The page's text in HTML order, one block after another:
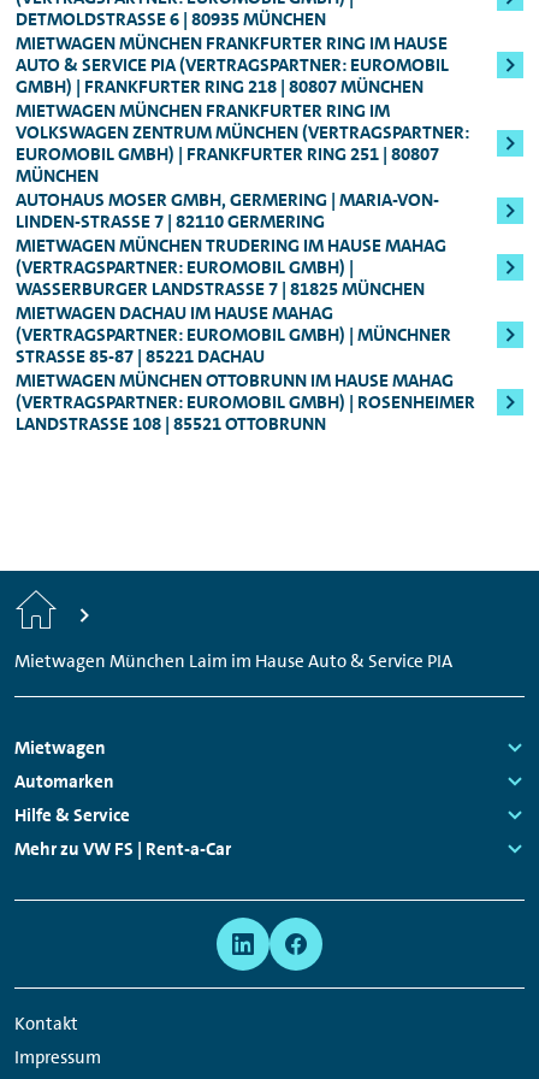
Für höherwertige Fahrzeugklassen
inkl. Golf GTI
Mindestalter: 25 Jahre, Führerscheinbesitz:
Mind. 3 Jahre:
Für alle Audi S-Modelle, Fahrzeuge der
Oberklasse, sowie für den Audi e-tron
Genauere Informationen zum Mindestalter
können Ihnen jederzeit unsere
Mitarbeitenden vor Ort geben.
entsprechend von Ihrem Konto ab. Je nach
Wert des Fahrzeugs bzw. der Fahrzeugklasse
ist es möglich, dass Sie eine Kreditkarte
vorlegen müssen und nicht mit EC-Karte
zahlen können.
Mietwagens IhreKreditkarteum einen
Betrag in Höhe desvoraussichtlichen
Mietpreisesund einer zusätzlichen
Sicherheitsleistung, die sich nach der
Fahrzeugklasseberechnet (in der Regel
250,00 bzw. 800,00 Euro). Die
Sicherheitsleistung erhalten Sie nach Ende
des Mietzeitraums natürlich umgehend
zurück.
Mitarbeitenden vor Ort das reservierte
Fahrzeug direkt für weitere Anmietungen
freigeben.
DETMOLDSTRASSE 6 | 80935 MÜNCHEN
MIETWAGEN MÜNCHEN FRANKFURTER RING IM HAUSE
AUTO & SERVICE PIA (VERTRAGSPARTNER: EUROMOBIL
GMBH) | FRANKFURTER RING 218 | 80807 MÜNCHEN
MIETWAGEN MÜNCHEN FRANKFURTER RING IM
VOLKSWAGEN ZENTRUM MÜNCHEN (VERTRAGSPARTNER:
EUROMOBIL GMBH) | FRANKFURTER RING 251 | 80807
MÜNCHEN
AUTOHAUS MOSER GMBH, GERMERING | MARIA-VON-
LINDEN-STRASSE 7 | 82110 GERMERING
MIETWAGEN MÜNCHEN TRUDERING IM HAUSE MAHAG
(VERTRAGSPARTNER: EUROMOBIL GMBH) |
WASSERBURGER LANDSTRASSE 7 | 81825 MÜNCHEN
MIETWAGEN DACHAU IM HAUSE MAHAG
(VERTRAGSPARTNER: EUROMOBIL GMBH) | MÜNCHNER
STRASSE 85-87 | 85221 DACHAU
MIETWAGEN MÜNCHEN OTTOBRUNN IM HAUSE MAHAG
(VERTRAGSPARTNER: EUROMOBIL GMBH) | ROSENHEIMER
LANDSTRASSE 108 | 85521 OTTOBRUNN
Start
Mietwagen München Laim im Hause Auto & Service PIA
Footer
Navigation
Mietwagen
Links:
Automarken
Links:
Hilfe & Service
Links:
Mehr zu VW FS | Rent-a-Car
Kontakt
Impressum
Network
Links